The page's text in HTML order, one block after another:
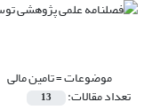
موضوعات =تامین مالی
تعداد مقالات: 13